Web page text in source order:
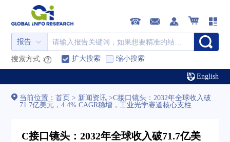
报告
搜索方式： 扩大搜索 缩小搜索
English
当前位置：首页> 新闻资讯>C接口镜头：2032年全球收入破
71.7亿美元，4.4% CAGR稳增，工业光学赛道核心支柱
C接口镜头：2032年全球收入破71.7亿美